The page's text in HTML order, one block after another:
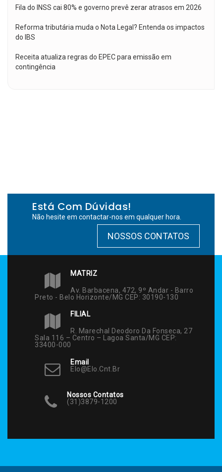
Fila do INSS cai 80% e governo prevê zerar atrasos em 2026
Reforma tributária muda o Nota Legal? Entenda os impactos
do IBS
Receita atualiza regras do EPEC para emissão em
contingência
Está Com Dúvidas!
Não hesite em contactar-nos em qualquer hora.
NOSSOS CONTATOS
MATRIZ
Av. Barbacena, 472, 9º Andar - Barro
Preto - Belo Horizonte/MG CEP: 30190-130
FILIAL
R. Marechal Deodoro Da Fonseca, 27
Sala 116 – Centro – Lagoa Santa/MG CEP:
33400-000
Email
Elo@elo.cnt.br
Nossos Contatos
(31)3879-1200